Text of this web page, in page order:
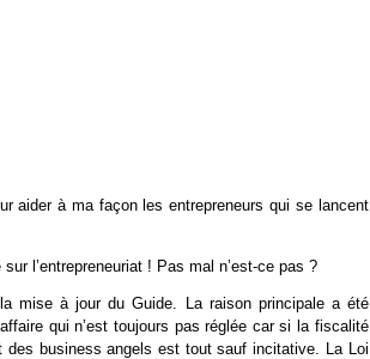
aider à ma façon les entrepreneurs qui se lancent
l’entrepreneuriat ! Pas mal n’est-ce pas ?
mise à jour du Guide. La raison principale a été
qui n’est toujours pas réglée car si la fiscalité
business angels est tout sauf incitative. La Loi